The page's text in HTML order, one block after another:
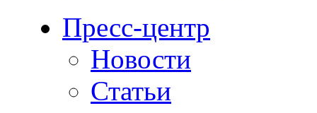
Пресс-центр
Новости
Статьи